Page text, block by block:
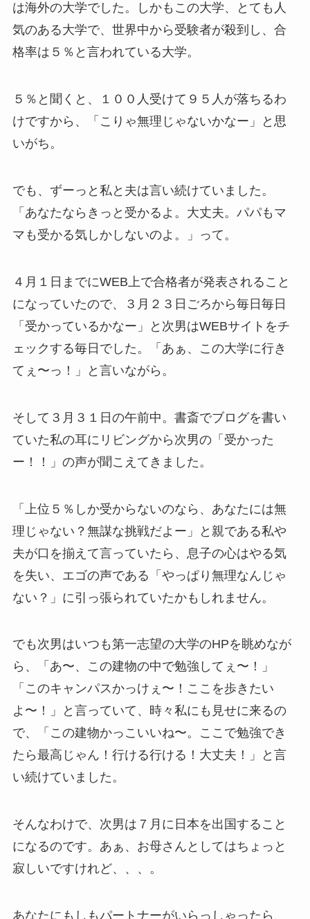
は海外の大学でした。しかもこの大学、とても人
気のある大学で、世界中から受験者が殺到し、合
格率は５％と言われている大学。
５％と聞くと、１００人受けて９５人が落ちるわ
けですから、「こりゃ無理じゃないかなー」と思
いがち。
でも、ずーっと私と夫は言い続けていました。
「あなたならきっと受かるよ。大丈夫。パパもマ
マも受かる気しかしないのよ。」って。
４月１日までにWEB上で合格者が発表されること
になっていたので、３月２３日ごろから毎日毎日
「受かっているかなー」と次男はWEBサイトをチ
ェックする毎日でした。「あぁ、この大学に行き
てぇ〜っ！」と言いながら。
そして３月３１日の午前中。書斎でブログを書い
ていた私の耳にリビングから次男の「受かった
ー！！」の声が聞こえてきました。
「上位５％しか受からないのなら、あなたには無
理じゃない？無謀な挑戦だよー」と親である私や
夫が口を揃えて言っていたら、息子の心はやる気
を失い、エゴの声である「やっぱり無理なんじゃ
ない？」に引っ張られていたかもしれません。
でも次男はいつも第一志望の大学のHPを眺めなが
ら、「あ〜、この建物の中で勉強してぇ〜！」
「このキャンパスかっけぇ〜！ここを歩きたい
よ〜！」と言っていて、時々私にも見せに来るの
で、「この建物かっこいいね〜。ここで勉強でき
たら最高じゃん！行ける行ける！大丈夫！」と言
い続けていました。
そんなわけで、次男は７月に日本を出国すること
になるのです。あぁ、お母さんとしてはちょっと
寂しいですけれど、、、。
あなたにもしもパートナーがいらっしゃったら、